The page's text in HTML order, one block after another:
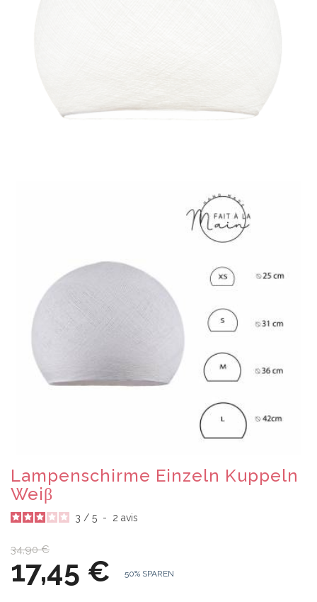
Lampenschirme Einzeln Kuppeln
Weiβ
3 / 5 - 2 avis
34,90 €
17,45 € 50% SPAREN